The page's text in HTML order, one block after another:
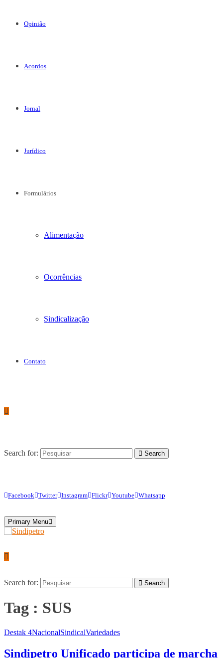
Opinião
Acordos
Jornal
Jurídico
Formulários
Alimentação
Ocorrências
Sindicalização
Contato
Search for: Search
Facebook Twitter Instagram Flickr Youtube Whatsapp
Primary Menu
Search for: Search
Tag : SUS
Destak 4NacionalSindicalVariedades
Sindipetro Unificado participa de marcha